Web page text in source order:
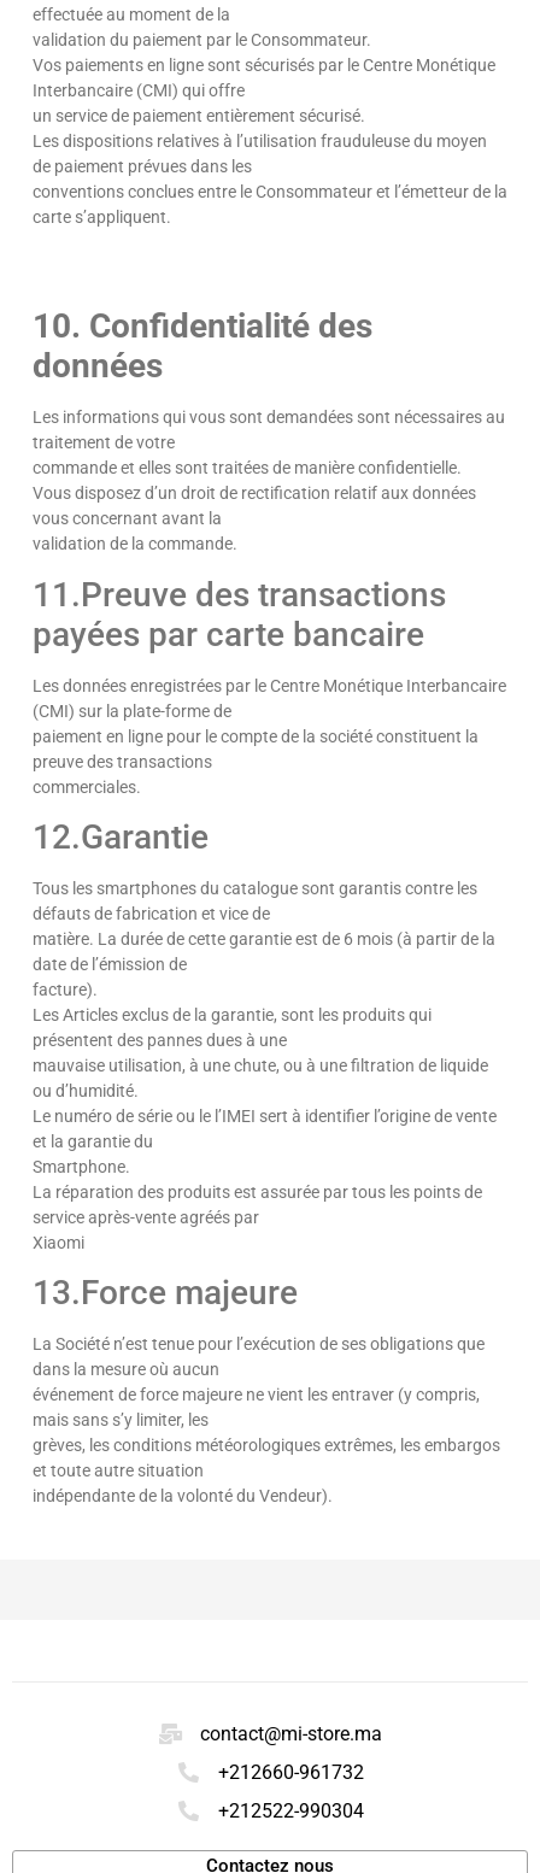
effectuée au moment de la
validation du paiement par le Consommateur.
Vos paiements en ligne sont sécurisés par le Centre Monétique
Interbancaire (CMI) qui offre
un service de paiement entièrement sécurisé.
Les dispositions relatives à l’utilisation frauduleuse du moyen
de paiement prévues dans les
conventions conclues entre le Consommateur et l’émetteur de la
carte s’appliquent.
10. Confidentialité des
données
Les informations qui vous sont demandées sont nécessaires au
traitement de votre
commande et elles sont traitées de manière confidentielle.
Vous disposez d’un droit de rectification relatif aux données
vous concernant avant la
validation de la commande.
11.Preuve des transactions
payées par carte bancaire
Les données enregistrées par le Centre Monétique Interbancaire
(CMI) sur la plate-forme de
paiement en ligne pour le compte de la société constituent la
preuve des transactions
commerciales.
12.Garantie
Tous les smartphones du catalogue sont garantis contre les
défauts de fabrication et vice de
matière. La durée de cette garantie est de 6 mois (à partir de la
date de l’émission de
facture).
Les Articles exclus de la garantie, sont les produits qui
présentent des pannes dues à une
mauvaise utilisation, à une chute, ou à une filtration de liquide
ou d’humidité.
Le numéro de série ou le l’IMEI sert à identifier l’origine de vente
et la garantie du
Smartphone.
La réparation des produits est assurée par tous les points de
service après-vente agréés par
Xiaomi
13.Force majeure
La Société n’est tenue pour l’exécution de ses obligations que
dans la mesure où aucun
événement de force majeure ne vient les entraver (y compris,
mais sans s’y limiter, les
grèves, les conditions météorologiques extrêmes, les embargos
et toute autre situation
indépendante de la volonté du Vendeur).
contact@mi-store.ma
+212660-961732
+212522-990304
Contactez nous